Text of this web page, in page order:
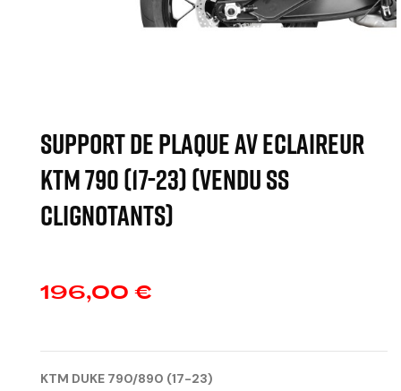
SUPPORT DE PLAQUE AV ECLAIREUR
KTM 790 (17-23) (vendu ss
clignotants)
196,00 €
KTM DUKE 790/890 (17-23)